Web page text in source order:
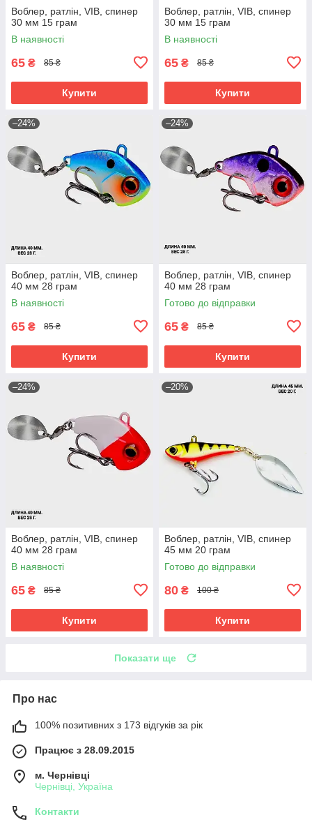
Воблер, ратлін, VIB, спинер
30 мм 15 грам
В наявності
65 ₴ 85 ₴
Купити
Воблер, ратлін, VIB, спинер
30 мм 15 грам
В наявності
65 ₴ 85 ₴
Купити
–24%
Воблер, ратлін, VIB, спинер
40 мм 28 грам
В наявності
65 ₴ 85 ₴
Купити
–24%
Воблер, ратлін, VIB, спинер
40 мм 28 грам
Готово до відправки
65 ₴ 85 ₴
Купити
–24%
Воблер, ратлін, VIB, спинер
40 мм 28 грам
В наявності
65 ₴ 85 ₴
Купити
–20%
Воблер, ратлін, VIB, спинер
45 мм 20 грам
Готово до відправки
80 ₴ 100 ₴
Купити
Показати ще
Про нас
100% позитивних з 173 відгуків за рік
Працює з 28.09.2015
м. Чернівці
Чернівці, Україна
Контакти